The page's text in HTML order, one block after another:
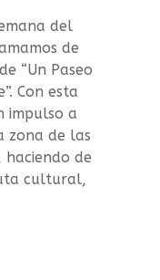
del
de
“Un Paseo
Con esta
impulso a
zona de las
haciendo de
cultural,